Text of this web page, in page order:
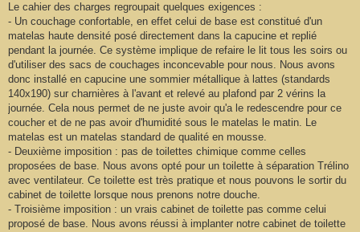
Le cahier des charges regroupait quelques exigences :
- Un couchage confortable, en effet celui de base est constitué d'un
matelas haute densité posé directement dans la capucine et replié
pendant la journée. Ce système implique de refaire le lit tous les soirs ou
d'utiliser des sacs de couchages inconcevable pour nous. Nous avons
donc installé en capucine une sommier métallique à lattes (standards
140x190) sur charnières à l'avant et relevé au plafond par 2 vérins la
journée. Cela nous permet de ne juste avoir qu'a le redescendre pour ce
coucher et de ne pas avoir d'humidité sous le matelas le matin. Le
matelas est un matelas standard de qualité en mousse.
- Deuxième imposition : pas de toilettes chimique comme celles
proposées de base. Nous avons opté pour un toilette à séparation Trélino
avec ventilateur. Ce toilette est très pratique et nous pouvons le sortir du
cabinet de toilette lorsque nous prenons notre douche.
- Troisième imposition : un vrais cabinet de toilette pas comme celui
proposé de base. Nous avons réussi à implanter notre cabinet de toilette